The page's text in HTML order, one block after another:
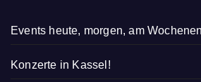
Events heute, morgen, am
Konzerte in Kassel!